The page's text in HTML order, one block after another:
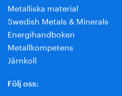
Metalliska material
Swedish Metals & Minerals
Energihandboken
Metallkompetens
Järnkoll
Följ oss: